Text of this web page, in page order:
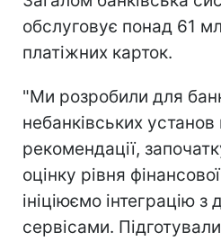
обслуговує понад 61
платіжних карток.
"Ми розробили для
небанківських установ
рекомендації,
оцінку рівня
ініціюємо інтеграцію
сервісами.